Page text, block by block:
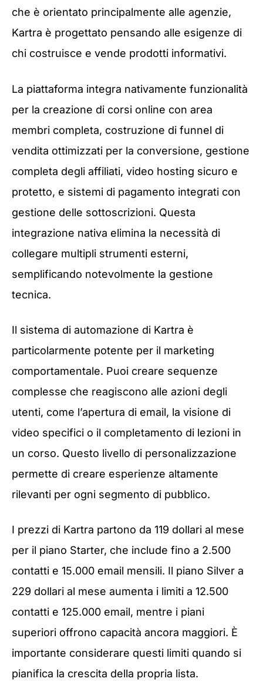
che è orientato principalmente alle agenzie,
Kartra è progettato pensando alle esigenze di
chi costruisce e vende prodotti informativi.
La piattaforma integra nativamente funzionalità
per la creazione di corsi online con area
membri completa, costruzione di funnel di
vendita ottimizzati per la conversione, gestione
completa degli affiliati, video hosting sicuro e
protetto, e sistemi di pagamento integrati con
gestione delle sottoscrizioni. Questa
integrazione nativa elimina la necessità di
collegare multipli strumenti esterni,
semplificando notevolmente la gestione
tecnica.
Il sistema di automazione di Kartra è
particolarmente potente per il marketing
comportamentale. Puoi creare sequenze
complesse che reagiscono alle azioni degli
utenti, come l’apertura di email, la visione di
video specifici o il completamento di lezioni in
un corso. Questo livello di personalizzazione
permette di creare esperienze altamente
rilevanti per ogni segmento di pubblico.
I prezzi di Kartra partono da 119 dollari al mese
per il piano Starter, che include fino a 2.500
contatti e 15.000 email mensili. Il piano Silver a
229 dollari al mese aumenta i limiti a 12.500
contatti e 125.000 email, mentre i piani
superiori offrono capacità ancora maggiori. È
importante considerare questi limiti quando si
pianifica la crescita della propria lista.